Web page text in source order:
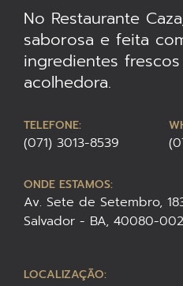
No Restaurante
saborosa e feita
ingredientes
acolhedora.
TELEFONE:
(071) 3013-8539
ONDE ESTAMOS:
Av. Sete de Setembro,
Salvador - BA, 40080-002
LOCALIZAÇÃO: